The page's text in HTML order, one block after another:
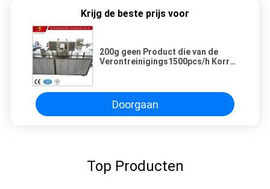
Krijg de beste prijs voor
200g geen Product die van de
Verontreinigings1500pcs/h Korrel
Doorgaan
Top Producten